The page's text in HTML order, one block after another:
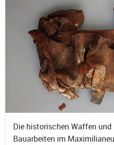
Die historischen Waffen
Bauarbeiten im